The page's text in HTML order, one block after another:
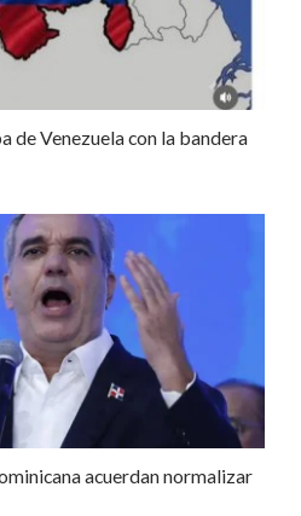
de Venezuela con la bandera
acuerdan normalizar